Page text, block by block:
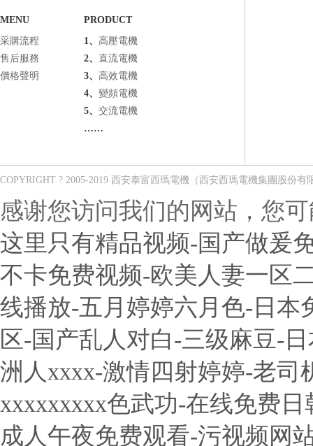
MENU
采購流程
售后服務
價格聲明
PRODUCT
1、 高壓電機
2、 直流電機
3、 高效電機
4、 變頻電機
5、 交流電機
……
COPYRIGHT ? 2005-2019 西安泰富西瑪電機（西安西瑪電機集團股份有
感谢您访问我们的网站，您
这里只有精品视频-国产做爰
不卡免费视频-欧美人妻一区
线播放-五月婷婷六月色-日本
区-国产乱人对白-三级麻豆-
洲人xxxx-激情四射婷婷-老司
xxxxxxxxx色武功-在线免费
成人午夜免费观看-污视频网